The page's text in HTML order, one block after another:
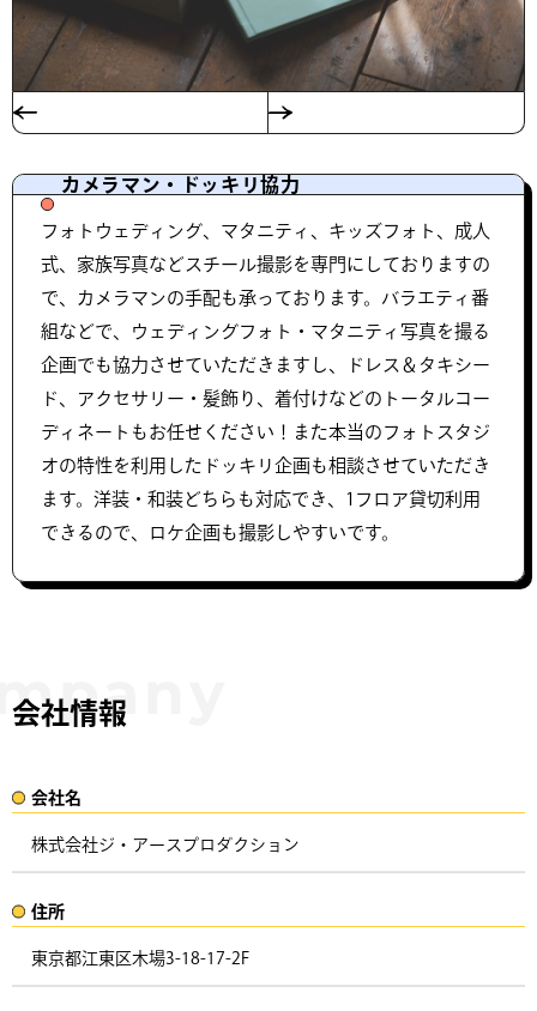
カメラマン・ドッキリ協力
フォトウェディング、マタニティ、キッズフォト、成人
式、家族写真などスチール撮影を専門にしておりますの
で、カメラマンの手配も承っております。バラエティ番
組などで、ウェディングフォト・マタニティ写真を撮る
企画でも協力させていただきますし、ドレス＆タキシー
ド、アクセサリー・髪飾り、着付けなどのトータルコー
ディネートもお任せください！また本当のフォトスタジ
オの特性を利用したドッキリ企画も相談させていただき
ます。洋装・和装どちらも対応でき、1フロア貸切利用
できるので、ロケ企画も撮影しやすいです。
会社情報
会社名​
株式会社ジ・アースプロダクション
住所​​
東京都江東区木場3-18-17-2F ​